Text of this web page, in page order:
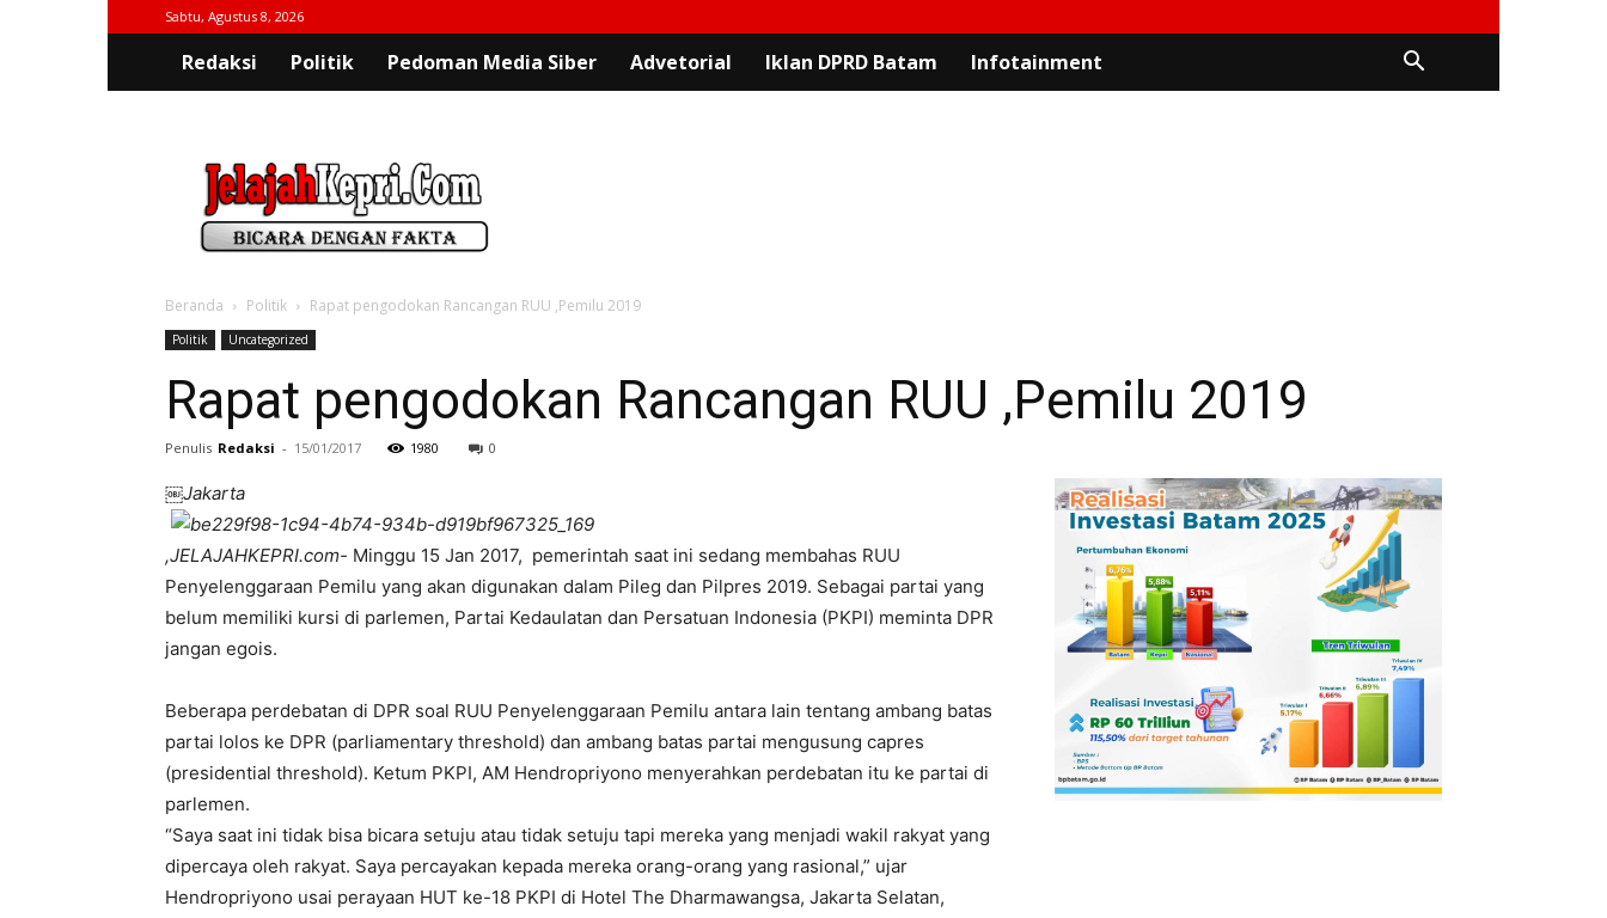
Sabtu, Agustus 8, 2026
Redaksi Politik Pedoman Media Siber Advetorial Iklan DPRD Batam Infotainment
Beranda Politik Rapat pengodokan Rancangan RUU ,Pemilu 2019
Politik Uncategorized
Rapat pengodokan Rancangan RUU ,Pemilu 2019
Penulis Redaksi - 15/01/2017 1980 0
￼Jakarta
,JELAJAHKEPRI.com- Minggu 15 Jan 2017, pemerintah saat ini sedang membahas RUU
Penyelenggaraan Pemilu yang akan digunakan dalam Pileg dan Pilpres 2019. Sebagai partai yang
belum memiliki kursi di parlemen, Partai Kedaulatan dan Persatuan Indonesia (PKPI) meminta DPR
jangan egois.
Beberapa perdebatan di DPR soal RUU Penyelenggaraan Pemilu antara lain tentang ambang batas
partai lolos ke DPR (parliamentary threshold) dan ambang batas partai mengusung capres
(presidential threshold). Ketum PKPI, AM Hendropriyono menyerahkan perdebatan itu ke partai di
parlemen.
“Saya saat ini tidak bisa bicara setuju atau tidak setuju tapi mereka yang menjadi wakil rakyat yang
dipercaya oleh rakyat. Saya percayakan kepada mereka orang-orang yang rasional,” ujar
Hendropriyono usai perayaan HUT ke-18 PKPI di Hotel The Dharmawangsa, Jakarta Selatan,